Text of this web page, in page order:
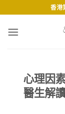
to
content
香港
心理因
醫生解